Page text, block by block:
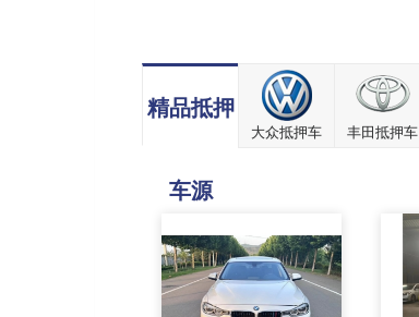
精品抵押
车源
大众抵押车 丰田抵押车